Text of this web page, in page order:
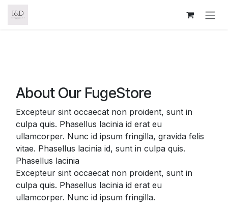
About Our FugeStore
Excepteur sint occaecat non proident, sunt in
culpa quis. Phasellus lacinia id erat eu
ullamcorper. Nunc id ipsum fringilla, gravida felis
vitae. Phasellus lacinia id, sunt in culpa quis.
Phasellus lacinia
Excepteur sint occaecat non proident, sunt in
culpa quis. Phasellus lacinia id erat eu
ullamcorper. Nunc id ipsum fringilla.